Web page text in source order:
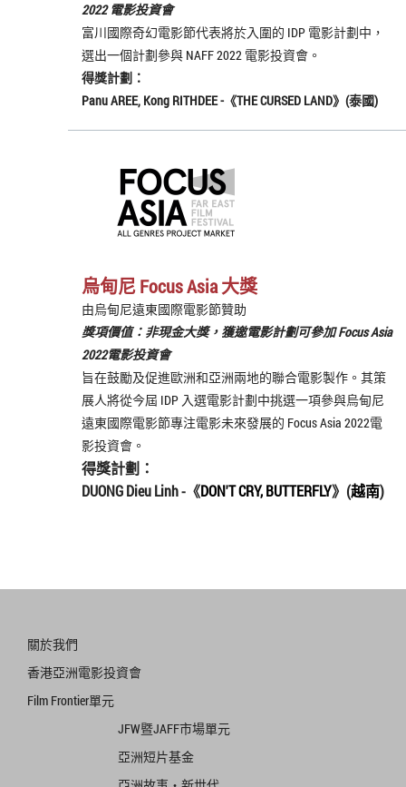
2022 電影投資會
富川國際奇幻電影節代表將於入圍的 IDP 電影計劃中，
選出一個計劃參與 NAFF 2022 電影投資會。
得獎計劃：
Panu AREE, Kong RITHDEE -《THE CURSED LAND》(泰國)
烏甸尼 Focus Asia 大獎
由烏甸尼遠東國際電影節贊助
獎項價值：非現金大獎，獲邀電影計劃可參加 Focus Asia
2022電影投資會
旨在鼓勵及促進歐洲和亞洲兩地的聯合電影製作。其策
展人將從今屆 IDP 入選電影計劃中挑選一項參與烏甸尼
遠東國際電影節專注電影未來發展的 Focus Asia 2022電
影投資會。
得獎計劃：
DUONG Dieu Linh -《DON'T CRY, BUTTERFLY》(越南)
關於我們
香港亞洲電影投資會
Film Frontier單元
JFW暨JAFF市場單元
亞洲短片基金